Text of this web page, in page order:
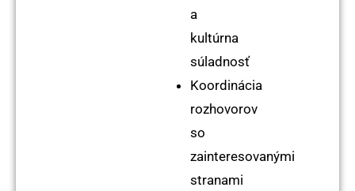
a
kultúrna
súladnosť
Koordinácia
rozhovorov
so
zainteresovanými
stranami